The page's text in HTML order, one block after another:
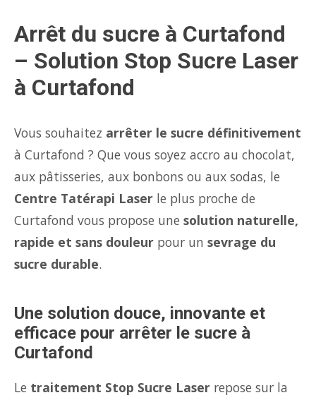
Arrêt du sucre à Curtafond
– Solution Stop Sucre Laser
à Curtafond
Vous souhaitez arrêter le sucre définitivement
à Curtafond ? Que vous soyez accro au chocolat,
aux pâtisseries, aux bonbons ou aux sodas, le
Centre Tatérapi Laser le plus proche de
Curtafond vous propose une solution naturelle,
rapide et sans douleur pour un sevrage du
sucre durable.
Une solution douce, innovante et
efficace pour arrêter le sucre à
Curtafond
Le traitement Stop Sucre Laser repose sur la